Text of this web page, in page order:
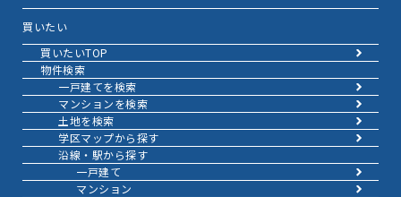
買いたい
買いたいTOP
物件検索
一戸建てを検索
マンションを検索
土地を検索
学区マップから探す
沿線・駅から探す
一戸建て
マンション